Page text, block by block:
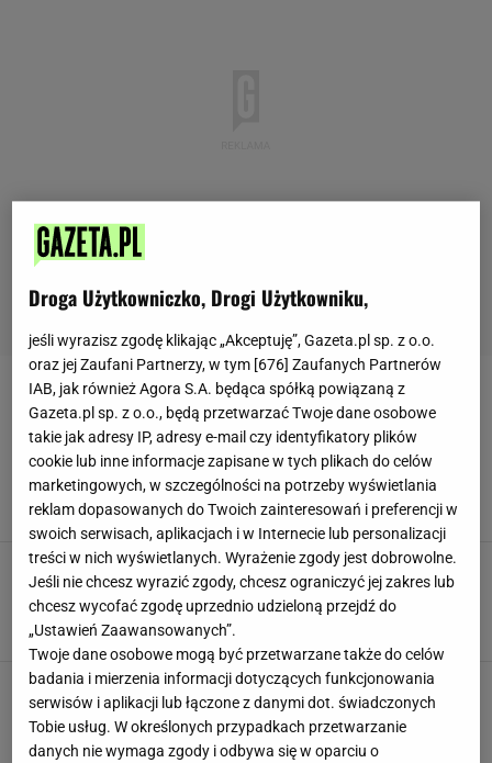
ŻYWNOŚĆ
5 zalet z dodawania nasion chia do posiłków.
Ten superfoods na dobre zagości w twoim
menu
MATERIAŁ PROMOCYJNY PR
Wartości odżywcze i właściwości lecznicze
rodzinek. Czy ta słodka przekąska wspomaga
odchudzanie?
DIETA JEDZENIE PRZEKĄSKI
Polacy stworzyli aplikację, która pozwoli
zmniejszyć ilość marnowanego jedzenia
APLIKACJA FOODSI EKOLOGIA MARNOWANIE JEDZENIA
ŻYWNOŚĆ
Droga Użytkowniczko, Drogi Użytkowniku,
jeśli wyrazisz zgodę klikając „Akceptuję”, Gazeta.pl sp. z o.o.
oraz jej Zaufani Partnerzy, w tym [ 676 ] Zaufanych Partnerów
IAB, jak również Agora S.A. będąca spółką powiązaną z
Gazeta.pl sp. z o.o., będą przetwarzać Twoje dane osobowe
takie jak adresy IP, adresy e-mail czy identyfikatory plików
cookie lub inne informacje zapisane w tych plikach do celów
marketingowych, w szczególności na potrzeby wyświetlania
reklam dopasowanych do Twoich zainteresowań i preferencji w
swoich serwisach, aplikacjach i w Internecie lub personalizacji
treści w nich wyświetlanych. Wyrażenie zgody jest dobrowolne.
Jeśli nie chcesz wyrazić zgody, chcesz ograniczyć jej zakres lub
chcesz wycofać zgodę uprzednio udzieloną przejdź do
„Ustawień Zaawansowanych”.
Twoje dane osobowe mogą być przetwarzane także do celów
badania i mierzenia informacji dotyczących funkcjonowania
serwisów i aplikacji lub łączone z danymi dot. świadczonych
Tobie usług. W określonych przypadkach przetwarzanie
danych nie wymaga zgody i odbywa się w oparciu o